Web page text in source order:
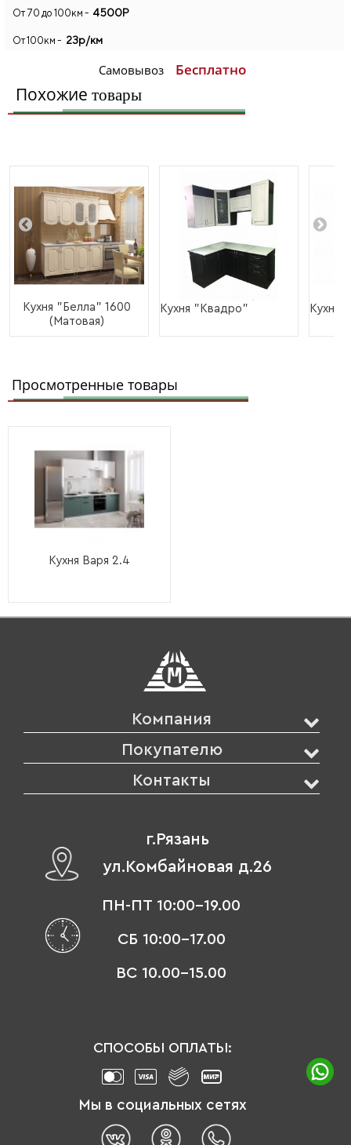
От 70 до 100км - 4500Р
От 100км - 23р/км
Самовывоз Бесплатно
Похожие товары
Кухня "Белла" 1600
(Матовая)
Кухня "Квадро" Кухня
Просмотренные товары
Кухня Варя 2.4
Компания
Покупателю
Контакты
г.Рязань
ул.Комбайновая д.26
ПН-ПТ 10:00-19.00
СБ 10:00-17.00
ВС 10.00-15.00
СПОСОБЫ ОПЛАТЫ:
Мы в социальных сетях